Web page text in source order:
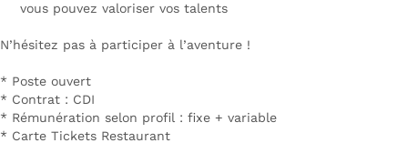
vous pouvez valoriser vos talents
N’hésitez pas à participer à l’aventure !
* Poste ouvert
* Contrat : CDI
* Rémunération selon profil : fixe + variable
* Carte Tickets Restaurant